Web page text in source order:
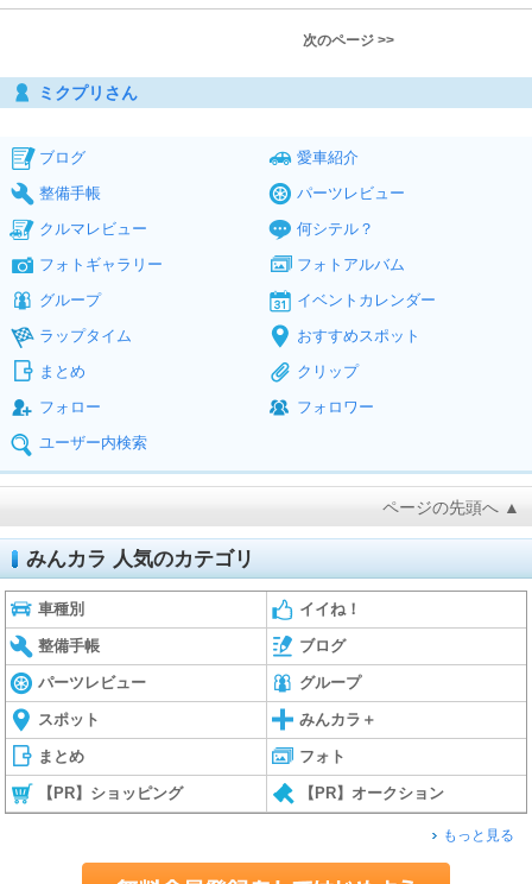
次のページ >>
ミクプリさん
ブログ
愛車紹介
整備手帳
パーツレビュー
クルマレビュー
何シテル？
フォトギャラリー
フォトアルバム
グループ
イベントカレンダー
ラップタイム
おすすめスポット
まとめ
クリップ
フォロー
フォロワー
ユーザー内検索
ページの先頭へ ▲
みんカラ 人気のカテゴリ
車種別 イイね！
整備手帳 ブログ
パーツレビュー グループ
スポット みんカラ＋
まとめ フォト
【PR】ショッピング 【PR】オークション
もっと見る